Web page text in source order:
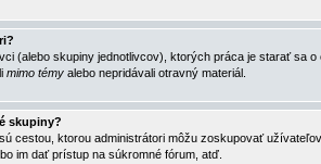
(alebo skupiny jednotlivcov), ktorých práca je starať
mimo témy alebo nepridávali otravný materiál.
skupiny?
cestou, ktorou administrátori môžu zoskupovať
im dať prístup na súkromné fórum, atď.